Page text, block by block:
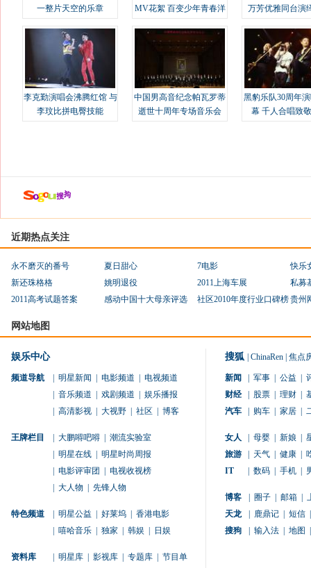
一整片天空的乐章
MV花絮 百变少年青春洋
万芳优雅同台演
李克勤演唱会沸腾红馆 与
李玟比拼电臀技能
中国男高音纪念帕瓦罗蒂
逝世十周年专场音乐会
黑豹乐队30周年
幕 千人合唱致
近期热点关注
永不磨灭的番号 夏日甜心 7电影
快乐
新还珠格格
姚明退役 2011上海车展
私募
2011高考试题答案
感动中国十大母亲评选 社区2010年度行业口碑榜贵州
网站地图
娱乐中心
频道导航 明星新闻 电影频道
电视频道
音乐频道 戏剧频道
娱乐播报
高清影视 大视野 社区 博客
王牌栏目 大鹏嘚吧嘚
潮流实验室
明星在线
明星时尚周报
电影评审团
电视收视榜
大人物 先锋人物
特色频道 明星公益 好莱坞
香港电影
嘻哈音乐 独家 韩娱 日娱
资料库 明星库 影视库 专题库
节目单
搜狐 ChinaRen 焦点
新闻 军事 公益
财经
股票 理财
汽车
购车 家居
女人 母婴 新娘
旅游
天气 健康
IT
数码 手机
博客 圈子 邮箱
天龙
鹿鼎记 短信
搜狗
输入法 地图